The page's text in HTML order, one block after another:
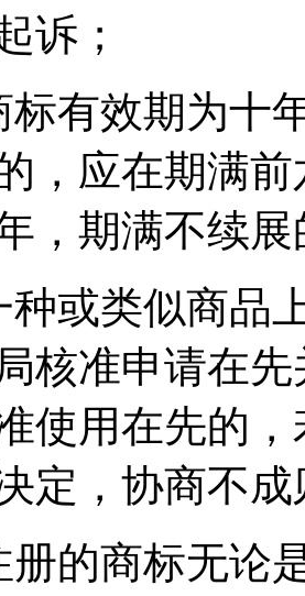
诉；
标有效期为十
，应在期满
，期满不续
种或类似商品
核准申请在
使用在先的
定，协商不
册的商标无论